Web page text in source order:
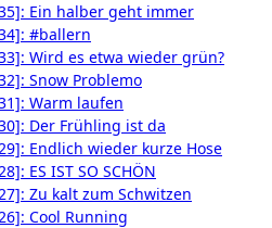
Ein halber geht immer
#ballern
Wird es etwa wieder grün?
Snow Problemo
Warm laufen
Der Frühling ist da
Endlich wieder kurze Hose
ES IST SO SCHÖN
Zu kalt zum Schwitzen
Cool Running